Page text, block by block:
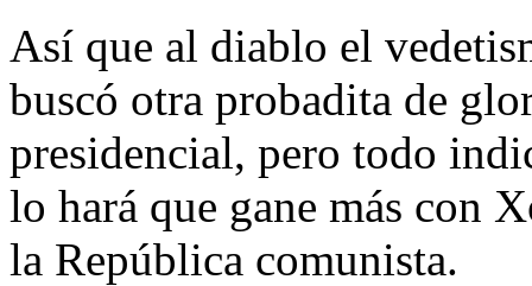
Así que al diablo el
buscó otra probadita de
presidencial, pero todo
lo hará que gane más con
la República comunista.